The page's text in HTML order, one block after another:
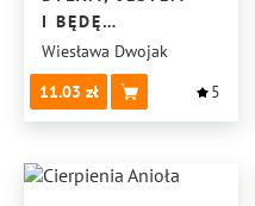
I BĘDĘ…
Wiesława Dwojak
11.03
5